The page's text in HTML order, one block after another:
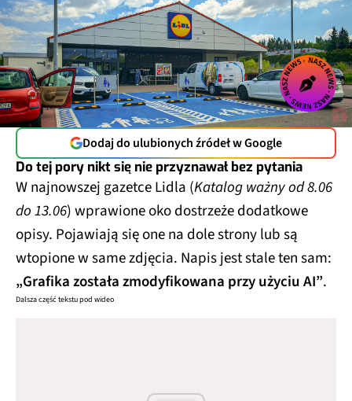
Dodaj do ulubionych źródeł w Google
Do tej pory nikt się nie przyznawał bez pytania
W najnowszej gazetce Lidla (Katalog ważny od 8.06
do 13.06) wprawione oko dostrzeże dodatkowe
opisy. Pojawiają się one na dole strony lub są
wtopione w same zdjęcia. Napis jest stale ten sam:
„Grafika została zmodyfikowana przy użyciu AI”.
Dalsza część tekstu pod wideo